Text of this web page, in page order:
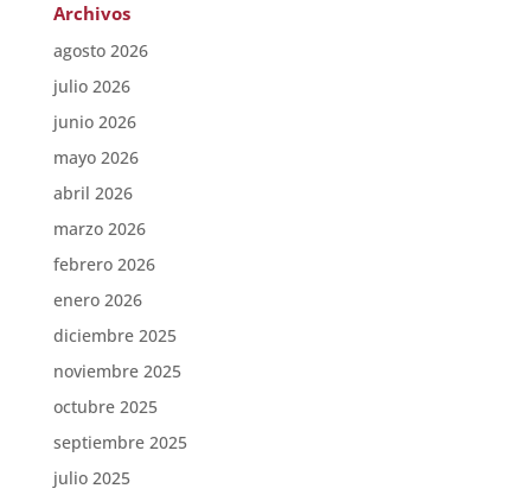
Archivos
agosto 2026
julio 2026
junio 2026
mayo 2026
abril 2026
marzo 2026
febrero 2026
enero 2026
diciembre 2025
noviembre 2025
octubre 2025
septiembre 2025
julio 2025